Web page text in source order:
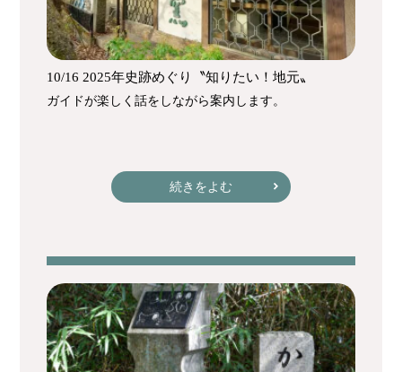
10/16 2025年史跡めぐり〝知りたい！地元〟
ガイドが楽しく話をしながら案内します。
続きをよむ